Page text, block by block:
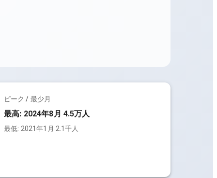
ピーク / 最少月
最高: 2024年8月 4.5万人
最低: 2021年1月 2.1千人